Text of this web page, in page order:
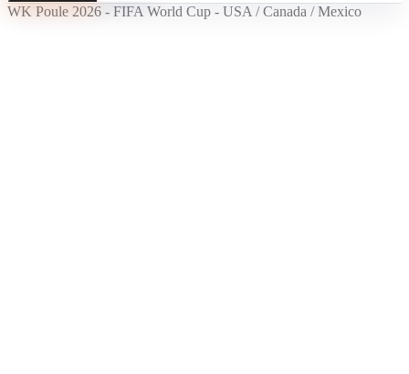
WK Poule 2026 - FIFA World Cup - USA / Canada / Mexico